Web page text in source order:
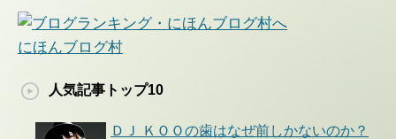
にほんブログ村
人気記事トップ10
ＤＪ ＫＯＯの歯はなぜ前しかないのか？